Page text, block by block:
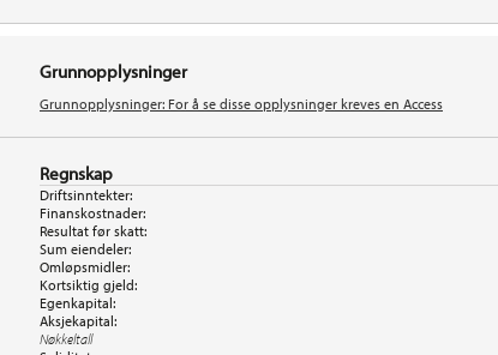
Grunnopplysninger
Grunnopplysninger: For å se disse opplysninger kreves en Access
Regnskap
Driftsinntekter:
Finanskostnader:
Resultat før skatt:
Sum eiendeler:
Omløpsmidler:
Kortsiktig gjeld:
Egenkapital:
Aksjekapital:
Nøkkeltall